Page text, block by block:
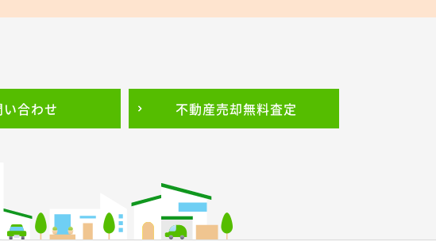
い合わせ 不動産売却無料査定